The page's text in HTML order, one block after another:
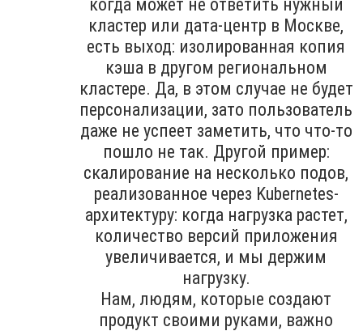
когда может не ответить нужный
кластер или дата-центр в Москве,
есть выход: изолированная копия
кэша в другом региональном
кластере. Да, в этом случае не будет
персонализации, зато пользователь
даже не успеет заметить, что что-то
пошло не так. Другой пример:
скалирование на несколько подов,
реализованное через Kubernetes-
архитектуру: когда нагрузка растет,
количество версий приложения
увеличивается, и мы держим
нагрузку.
Нам, людям, которые создают
продукт своими руками, важно